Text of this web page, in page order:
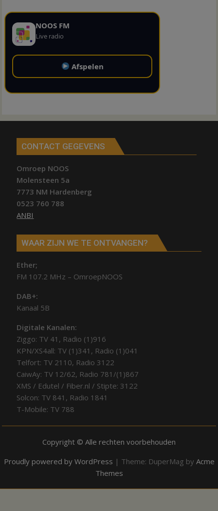
NOOS FM
Live radio
Afspelen
CONTACT GEGEVENS
Omroep NOOS
Molensteen 5a
7773 NM Hardenberg
0523 760 788
ANBI
WAAR ZIJN WE TE ONTVANGEN?
Ether;
FM 107.2 MHz – OmroepNOOS
DAB+:
Kanaal 5B
Digitale Kanalen:
Ziggo: TV 41, Radio (1)916
KPN/XS4all: TV (1)341, Radio (1)041
Telfort: TV 2110, Radio 3122
CaiwAy: TV 12/62, Radio 781/(1)867
XMS / Edutel / Fiber.nl / Stipte: 3122
Solcon: TV 841, Radio 1841
T-Mobile: TV 788
Copyright © Alle rechten voorbehouden
Proudly powered by WordPress | Theme: DuperMag by Acme
Themes